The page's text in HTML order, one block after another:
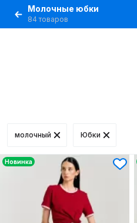
Молочные юбки
84 товаров
молочный Юбки
Новинка